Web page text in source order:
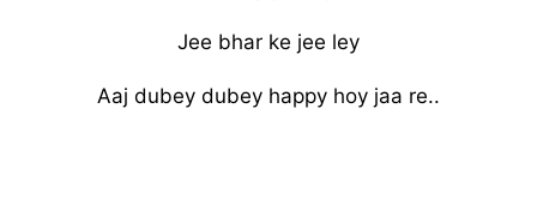
Jee bhar ke jee ley
Aaj dubey dubey happy hoy jaa re..